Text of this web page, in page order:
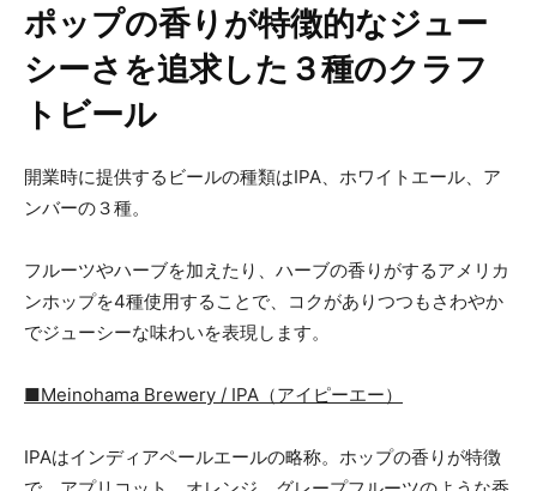
ポップの香りが特徴的なジュー
シーさを追求した３種のクラフ
トビール
開業時に提供するビールの種類はIPA、ホワイトエール、ア
ンバーの３種。
フルーツやハーブを加えたり、ハーブの香りがするアメリカ
ンホップを4種使用することで、コクがありつつもさわやか
でジューシーな味わいを表現します。
■Meinohama Brewery / IPA（アイピーエー）
IPAはインディアペールエールの略称。ホップの香りが特徴